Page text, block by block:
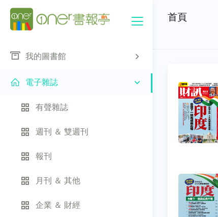
我的圖書館
電子雜誌
有聲雜誌
週刊 ＆ 雙週刊
報刊
月刊 ＆ 其他
企業 ＆ 財經
首頁